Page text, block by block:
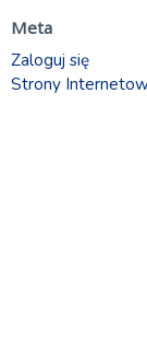
Meta
Zaloguj się
Strony